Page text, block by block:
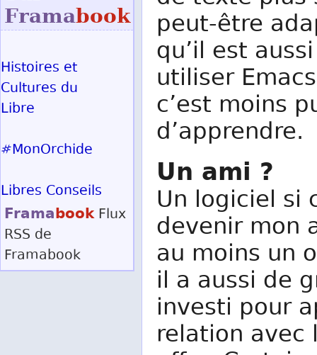
peut-être
qu’il est
utiliser
c’est moins
d’apprendre.
Un ami ?
Un logiciel si
devenir mon
au moins un
il a aussi de
investi pour
relation avec
Framabook
Histoires et
Cultures du
Libre
#MonOrchide
Libres Conseils
Framabook Flux
RSS de
Framabook